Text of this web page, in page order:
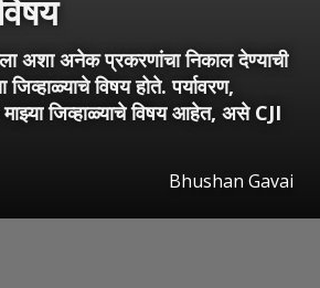
अशा अनेक प्रकरणांचा निकाल देण्याची
विषय होते. पर्यावरण,
जिव्हाळ्याचे विषय आहेत, असे CJI
Bhushan Gavai